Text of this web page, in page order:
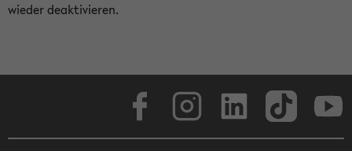
wieder deaktivieren.